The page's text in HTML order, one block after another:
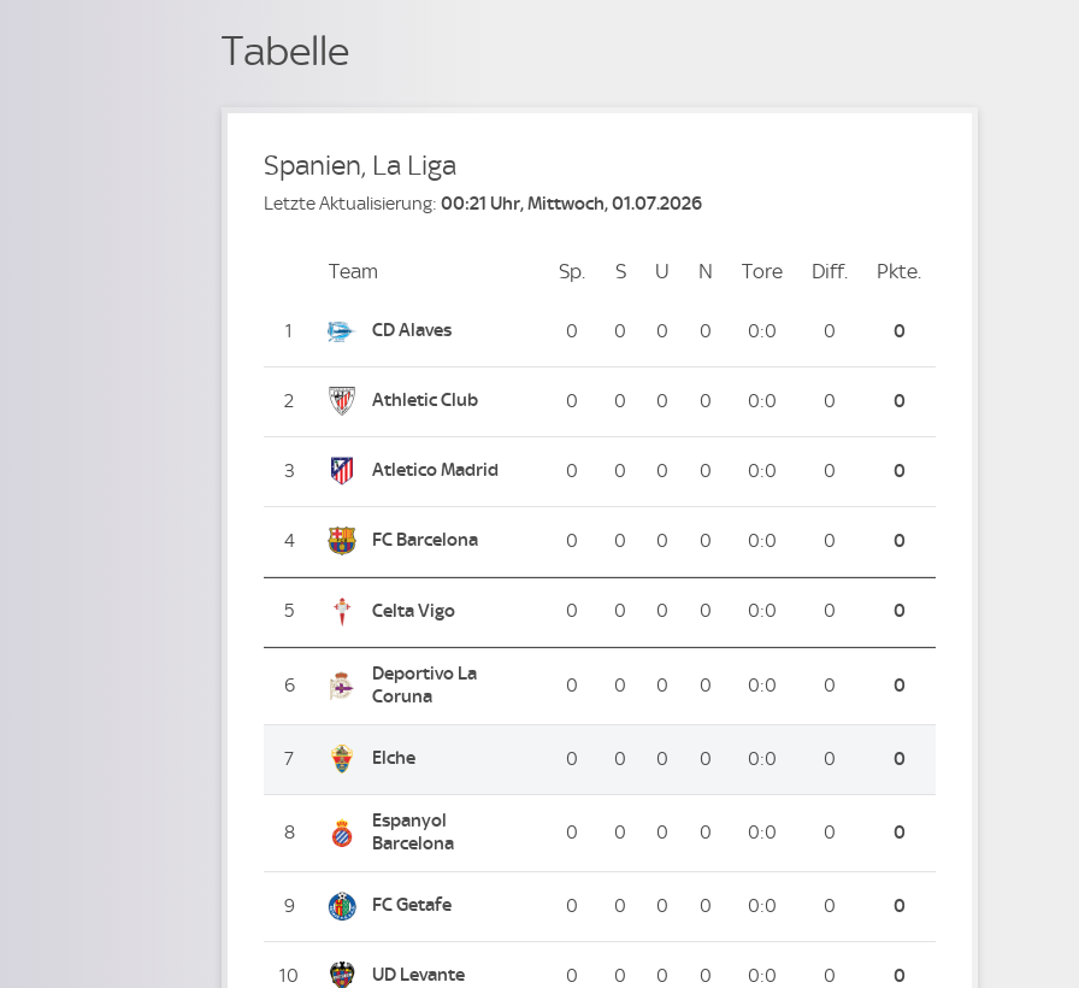
Tabelle
Spanien, La Liga
Letzte Aktualisierung: 00:21 Uhr, Mittwoch, 01.07.2026
PlatzTeam Sp. Spiele
SSiege
U Unentschieden
N Niederlagen
Tore ToreDiff. Differenz
Pkte.
1 CD Alaves 0 0 0 0 0:0 0 0
2 Athletic Club 0 0 0 0 0:0 0 0
3 Atletico Madrid 0 0 0 0 0:0 0 0
4 FC Barcelona 0 0 0 0 0:0 0 0
5 Celta Vigo 0 0 0 0 0:0 0 0
6
Deportivo La
Coruna
0 0 0 0 0:0 0 0
7 Elche 0 0 0 0 0:0 0 0
8
Espanyol
Barcelona
0 0 0 0 0:0 0 0
9 FC Getafe 0 0 0 0 0:0 0 0
10 UD Levante 0 0 0 0 0:0 0 0